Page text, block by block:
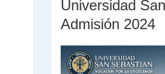
Universidad
Admisión 2024